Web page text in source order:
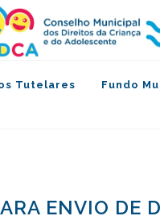
Tutelares Fundo
ENVIO DE